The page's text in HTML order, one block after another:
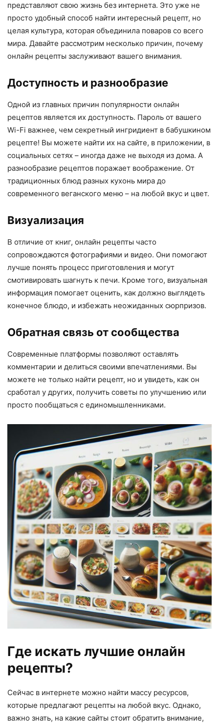
представляют свою жизнь без интернета. Это уже не
просто удобный способ найти интересный рецепт, но
целая культура, которая объединила поваров со всего
мира. Давайте рассмотрим несколько причин, почему
онлайн рецепты заслуживают вашего внимания.
Доступность и разнообразие
Одной из главных причин популярности онлайн
рецептов является их доступность. Пароль от вашего
Wi-Fi важнее, чем секретный ингридиент в бабушкином
рецепте! Вы можете найти их на сайте, в приложении, в
социальных сетях – иногда даже не выходя из дома. А
разнообразие рецептов поражает воображение. От
традиционных блюд разных кухонь мира до
современного веганского меню – на любой вкус и цвет.
Визуализация
В отличие от книг, онлайн рецепты часто
сопровождаются фотографиями и видео. Они помогают
лучше понять процесс приготовления и могут
смотивировать шагнуть к печи. Кроме того, визуальная
информация помогает оценить, как должно выглядеть
конечное блюдо, и избежать неожиданных сюрпризов.
Обратная связь от сообщества
Современные платформы позволяют оставлять
комментарии и делиться своими впечатлениями. Вы
можете не только найти рецепт, но и увидеть, как он
сработал у других, получить советы по улучшению или
просто пообщаться с единомышленниками.
Где искать лучшие онлайн
рецепты?
Сейчас в интернете можно найти массу ресурсов,
которые предлагают рецепты на любой вкус. Однако,
важно знать, на какие сайты стоит обратить внимание,